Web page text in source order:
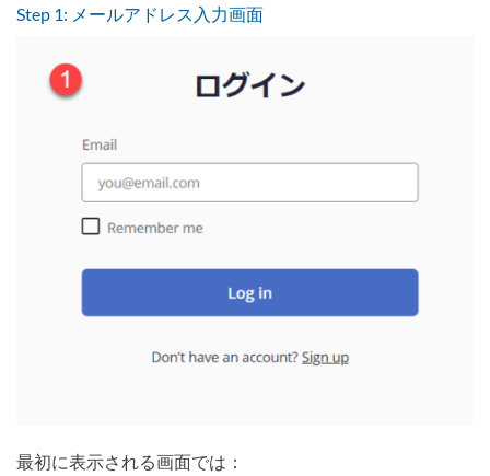
Step 1: メールアドレス入力画面
最初に表示される画面では：